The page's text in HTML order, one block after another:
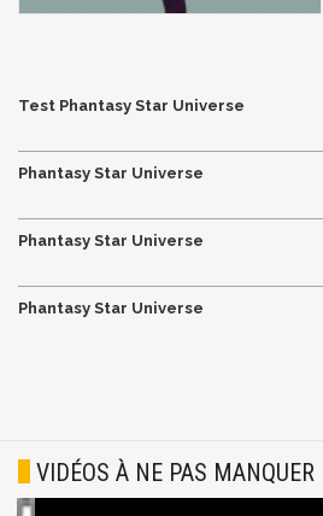
Test Phantasy Star Universe
Phantasy Star Universe
Phantasy Star Universe
Phantasy Star Universe
VIDÉOS À NE PAS MANQUER